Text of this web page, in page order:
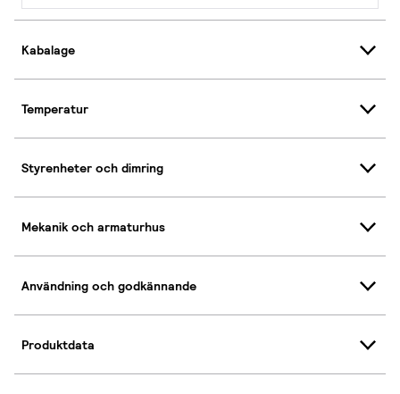
Kabalage
Temperatur
Styrenheter och dimring
Mekanik och armaturhus
Användning och godkännande
Produktdata